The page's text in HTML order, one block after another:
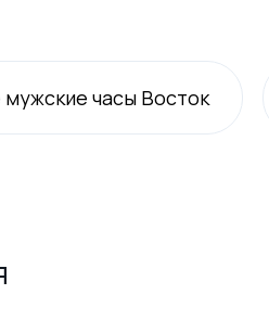
мужские часы Восток